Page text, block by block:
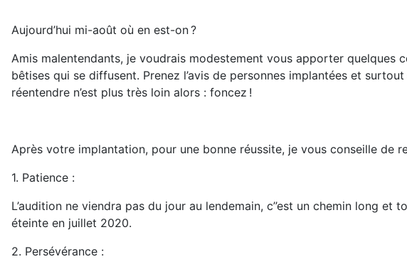
Aujourd’hui mi-août où en est-on ?
Amis malentendants, je voudrais modestement vous apporter quelques
bêtises qui se diffusent. Prenez l’avis de personnes implantées et
réentendre n’est plus très loin alors : foncez !
Après votre implantation, pour une bonne réussite, je vous conseille de
1. Patience :
L’audition ne viendra pas du jour au lendemain, c’’est un chemin long
éteinte en juillet 2020.
2. Persévérance :